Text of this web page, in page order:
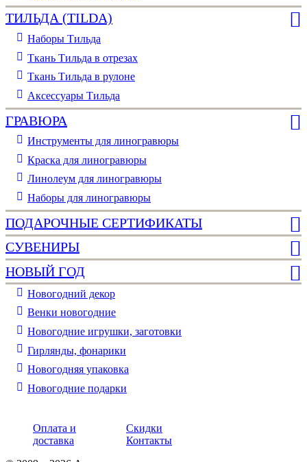
ТИЛЬДА (TILDA)
Наборы Тильда
Ткань Тильда в отрезах
Ткань Тильда в рулоне
Аксессуары Тильда
ГРАВЮРА
Инструменты для линогравюры
Краска для линогравюры
Линолеум для линогравюры
Наборы для линогравюры
ПОДАРОЧНЫЕ СЕРТИФИКАТЫ
СУВЕНИРЫ
НОВЫЙ ГОД
Новогодний декор
Венки новогодние
Новогодние игрушки, заготовки
Гирлянды, фонарики
Новогодняя упаковка
Новогодние подарки
Оплата и
доставка
Скидки
Контакты